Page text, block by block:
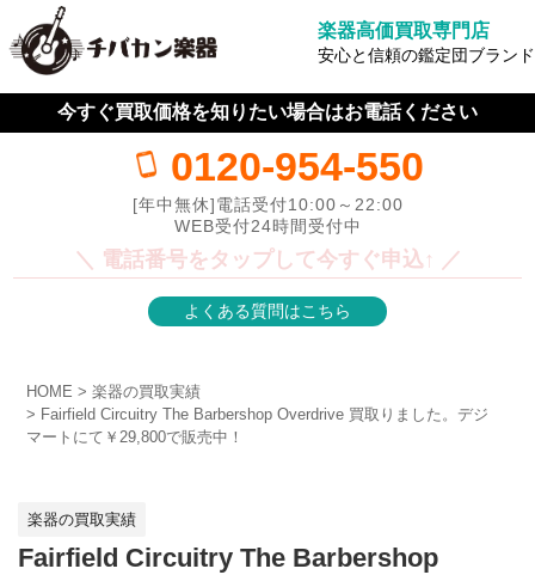
楽器高価買取専門店
安心と信頼の鑑定団ブランド
今すぐ買取価格を知りたい場合はお電話ください
0120-954-550
[年中無休]電話受付10:00～22:00
WEB受付24時間受付中
＼ 電話番号をタップして今すぐ申込↑ ／
よくある質問はこちら
HOME
楽器の買取実績
Fairfield Circuitry The Barbershop Overdrive 買取りました。デジ
マートにて￥29,800で販売中！
楽器の買取実績
Fairfield Circuitry The Barbershop